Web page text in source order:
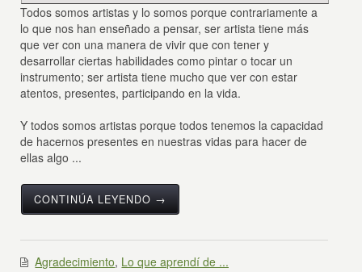
Todos somos artistas y lo somos porque contrariamente a
lo que nos han enseñado a pensar, ser artista tiene más
que ver con una manera de vivir que con tener y
desarrollar ciertas habilidades como pintar o tocar un
instrumento; ser artista tiene mucho que ver con estar
atentos, presentes, participando en la vida.
Y todos somos artistas porque todos tenemos la capacidad
de hacernos presentes en nuestras vidas para hacer de
ellas algo ...
CONTINÚA LEYENDO →
Agradecimiento, Lo que aprendí de ...